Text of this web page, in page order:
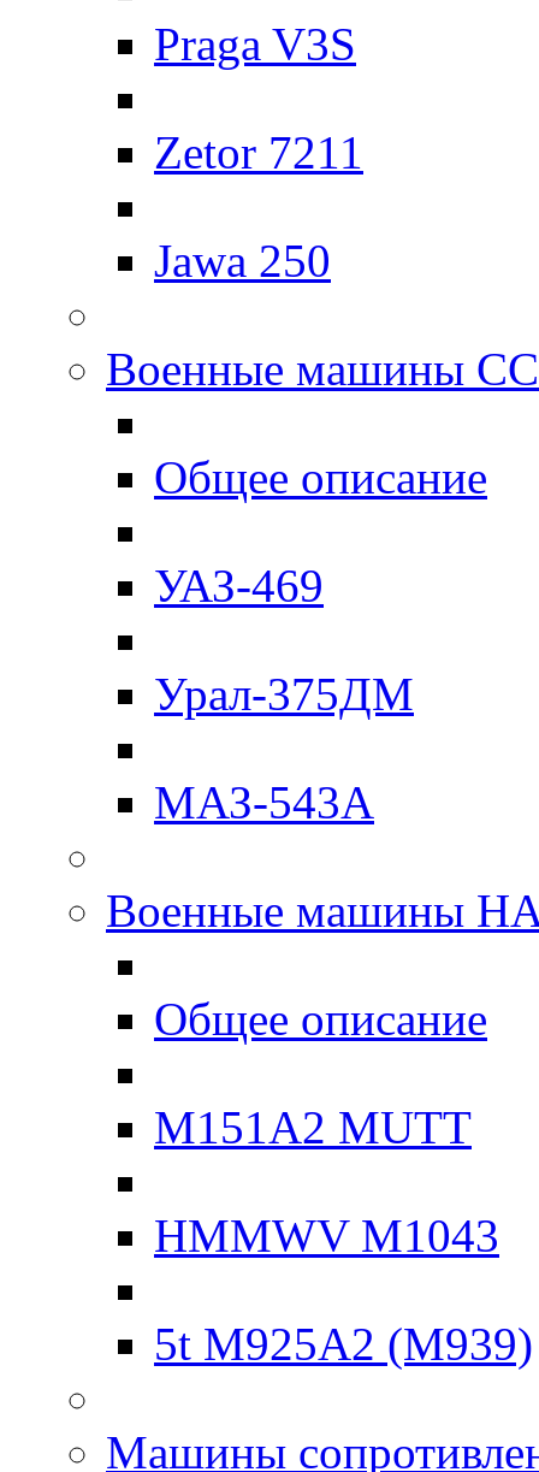
Praga V3S
Zetor 7211
Jawa 250
Военные машины
Общее описание
УАЗ-469
Урал-375ДМ
МАЗ-543А
Военные машины
Общее описание
M151A2 MUTT
HMMWV M1043
5t M925A2 (M939)
Машины